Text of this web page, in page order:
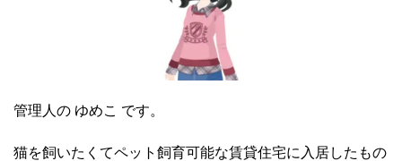
管理人の ゆめこ です。
猫を飼いたくてペット飼育可能な賃貸住宅に入居したもの